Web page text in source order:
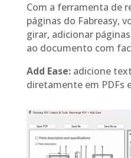
Com a ferramenta de
páginas do Fabreasy,
girar, adicionar
ao documento com
Add Ease:adicione
diretamente em PDFs